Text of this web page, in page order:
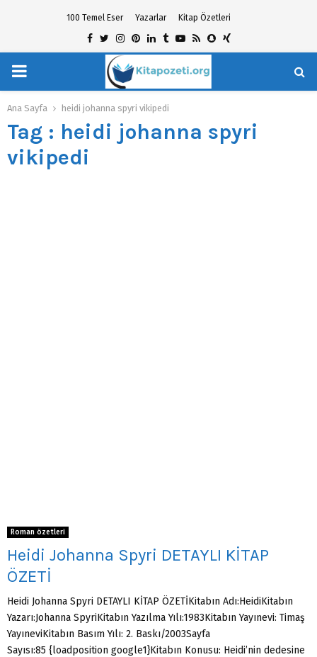
100 Temel Eser Yazarlar Kitap Özetleri
Facebook
TwitterInstagram
Pinterest
Linkedin
TumblrYoutube
RssSnapchat
Xing
PRIMARY
MENU
Ana Sayfa heidi johanna spyri vikipedi
Tag : heidi johanna spyri
vikipedi
Roman özetleri
Heidi Johanna Spyri DETAYLI KİTAP
ÖZETİ
Heidi Johanna Spyri DETAYLI KİTAP ÖZETİKitabın Adı:HeidiKitabın
Yazarı:Johanna SpyriKitabın Yazılma Yılı:1983Kitabın Yayınevi: Timaş
YayıneviKitabın Basım Yılı: 2. Baskı/2003Sayfa
Sayısı:85 {loadposition google1}Kitabın Konusu: Heidi’nin dedesine